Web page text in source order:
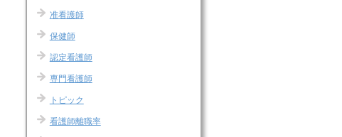
准看護師
保健師
認定看護師
専門看護師
トピック
看護師離職率